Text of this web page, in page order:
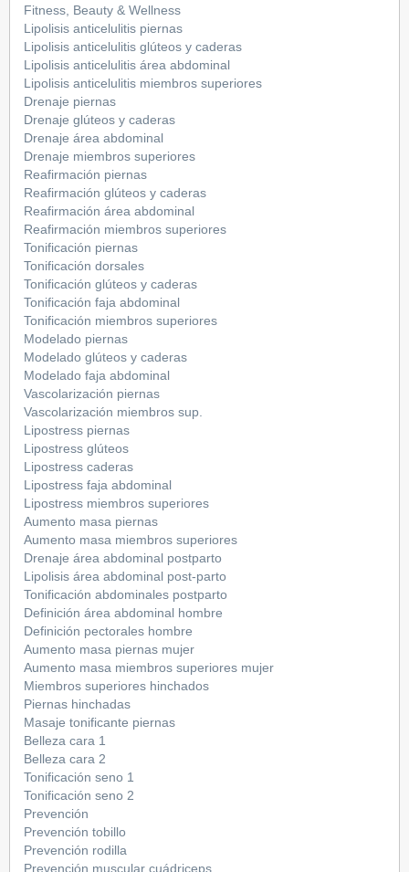
Fitness, Beauty & Wellness
Lipolisis anticelulitis piernas
Lipolisis anticelulitis glúteos y caderas
Lipolisis anticelulitis área abdominal
Lipolisis anticelulitis miembros superiores
Drenaje piernas
Drenaje glúteos y caderas
Drenaje área abdominal
Drenaje miembros superiores
Reafirmación piernas
Reafirmación glúteos y caderas
Reafirmación área abdominal
Reafirmación miembros superiores
Tonificación piernas
Tonificación dorsales
Tonificación glúteos y caderas
Tonificación faja abdominal
Tonificación miembros superiores
Modelado piernas
Modelado glúteos y caderas
Modelado faja abdominal
Vascolarización piernas
Vascolarización miembros sup.
Lipostress piernas
Lipostress glúteos
Lipostress caderas
Lipostress faja abdominal
Lipostress miembros superiores
Aumento masa piernas
Aumento masa miembros superiores
Drenaje área abdominal postparto
Lipolisis área abdominal post-parto
Tonificación abdominales postparto
Definición área abdominal hombre
Definición pectorales hombre
Aumento masa piernas mujer
Aumento masa miembros superiores mujer
Miembros superiores hinchados
Piernas hinchadas
Masaje tonificante piernas
Belleza cara 1
Belleza cara 2
Tonificación seno 1
Tonificación seno 2
Prevención
Prevención tobillo
Prevención rodilla
Prevención muscular cuádriceps